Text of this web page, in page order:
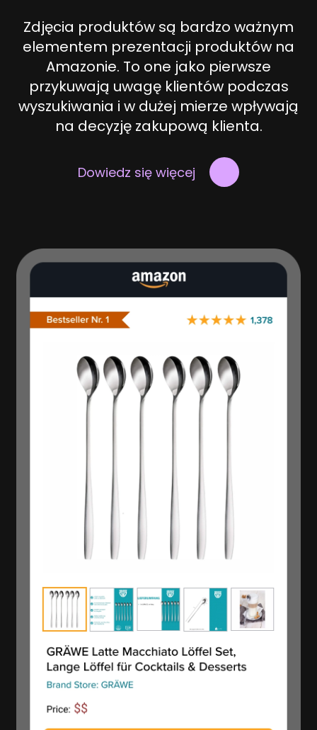
Zdjęcia produktów są bardzo ważnym
elementem prezentacji produktów na
Amazonie. To one jako pierwsze
przykuwają uwagę klientów podczas
wyszukiwania i w dużej mierze wpływają
na decyzję zakupową klienta.
Dowiedz się więcej